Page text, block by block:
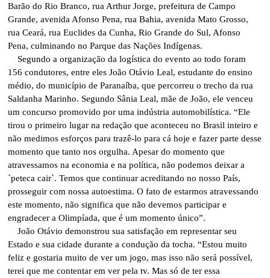
Barão do Rio Branco, rua Arthur Jorge, prefeitura de Campo
Grande, avenida Afonso Pena, rua Bahia, avenida Mato Grosso,
rua Ceará, rua Euclides da Cunha, Rio Grande do Sul, Afonso
Pena, culminando no Parque das Nações Indígenas.
Segundo a organização da logística do evento ao todo foram
156 condutores, entre eles João Otávio Leal, estudante do ensino
médio, do município de Paranaíba, que percorreu o trecho da rua
Saldanha Marinho. Segundo Sânia Leal, mãe de João, ele venceu
um concurso promovido por uma indústria automobilística. “Ele
tirou o primeiro lugar na redação que aconteceu no Brasil inteiro e
não medimos esforços para trazê-lo para cá hoje e fazer parte desse
momento que tanto nos orgulha. Apesar do momento que
atravessamos na economia e na política, não podemos deixar a
`peteca cair`. Temos que continuar acreditando no nosso País,
prosseguir com nossa autoestima. O fato de estarmos atravessando
este momento, não significa que não devemos participar e
engradecer a Olimpíada, que é um momento único”.
João Otávio demonstrou sua satisfação em representar seu
Estado e sua cidade durante a condução da tocha. “Estou muito
feliz e gostaria muito de ver um jogo, mas isso não será possível,
terei que me contentar em ver pela tv. Mas só de ter essa